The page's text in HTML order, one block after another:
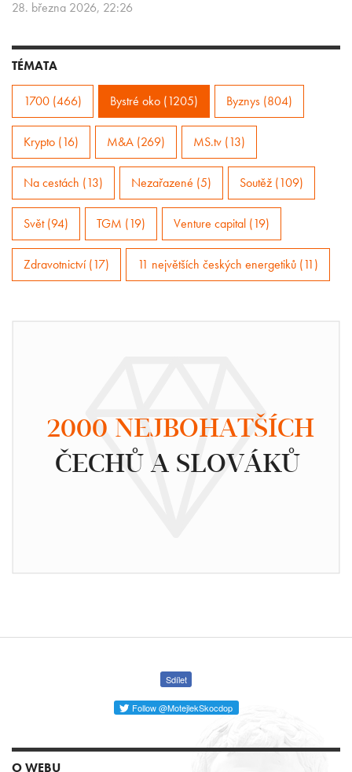
28. března 2026, 22:26
TÉMATA
1700 (466) Bystré oko (1205) Byznys (804)
Krypto (16) M&A (269) MS.tv (13)
Na cestách (13) Nezařazené (5) Soutěž (109)
Svět (94) TGM (19) Venture capital (19)
Zdravotnictví (17) 11 největších českých energetiků (11)
2000 NEJBOHATŠÍCH
ČECHŮ A SLOVÁKŮ
Sdílet
Follow @MotejlekSkocdop
O WEBU